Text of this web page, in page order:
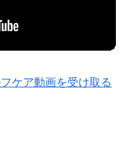
ケア動画を受け取る